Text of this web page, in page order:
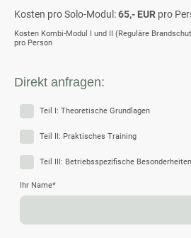
Kosten pro Solo-Modul:65,- EUR pro
Kosten Kombi-Modul I und II (Reguläre
pro Person
Teil I: Theoretische Grundlagen
Teil II: Praktisches Training
Teil III: Betriebsspezifische Besonderheiten
Ihr Name*
Direkt anfragen: